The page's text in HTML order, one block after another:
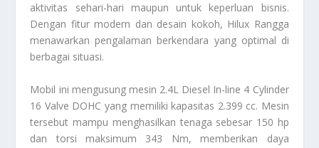
aktivitas sehari-hari maupun untuk keperluan bisnis.
Dengan fitur modern dan desain kokoh, Hilux Rangga
menawarkan pengalaman berkendara yang optimal di
berbagai situasi.
Mobil ini mengusung mesin 2.4L Diesel In-line 4 Cylinder
16 Valve DOHC yang memiliki kapasitas 2.399 cc. Mesin
tersebut mampu menghasilkan tenaga sebesar 150 hp
dan torsi maksimum 343 Nm, memberikan daya